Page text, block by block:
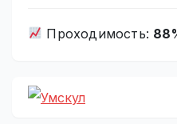
Проходимость: